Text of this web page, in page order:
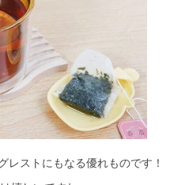
レストにもなる優れものです！